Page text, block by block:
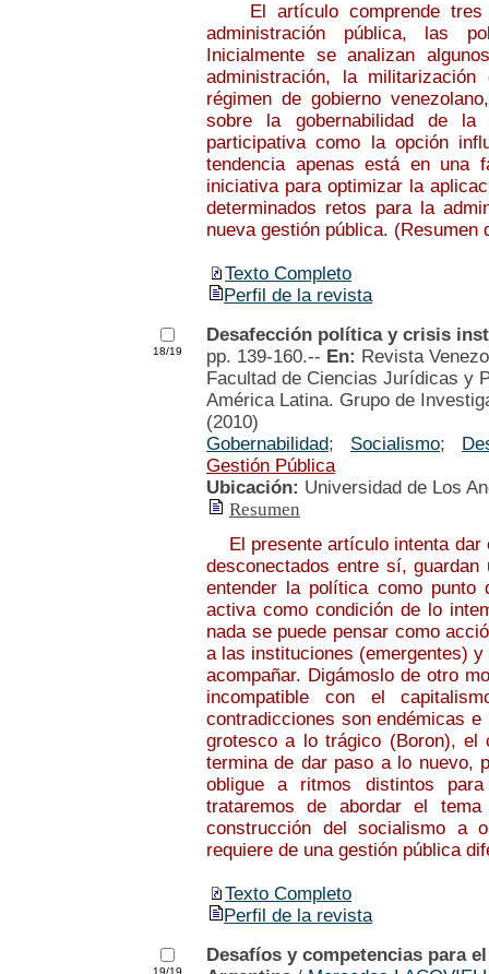
El artículo comprende tres
administración pública, las
Inicialmente se analizan
administración, la
régimen de gobierno
sobre la gobernabilidad de la
participativa como la opción
tendencia apenas está en una
iniciativa para optimizar la
determinados retos para la
nueva gestión pública. (Resumen
Texto Completo
Perfil de la revista
18/19
Desafección política y crisis
pp. 139-160.-- En: Revista
Facultad de Ciencias Jurídicas y
América Latina. Grupo de
(2010)
Gobernabilidad; Socialismo;
Gestión Pública
Ubicación: Universidad de Los
Resumen
El presente artículo intenta dar
desconectados entre sí,
entender la política como
activa como condición de lo
nada se puede pensar como
a las instituciones (emergentes)
acompañar. Digámoslo de otro
incompatible con el
contradicciones son endémicas
grotesco a lo trágico (Boron), el
termina de dar paso a lo nuevo,
obligue a ritmos distintos
trataremos de abordar el
construcción del socialismo a
requiere de una gestión pública
Texto Completo
Perfil de la revista
19/19
Desafíos y competencias para